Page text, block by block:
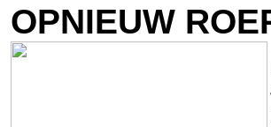
OPNIEUW